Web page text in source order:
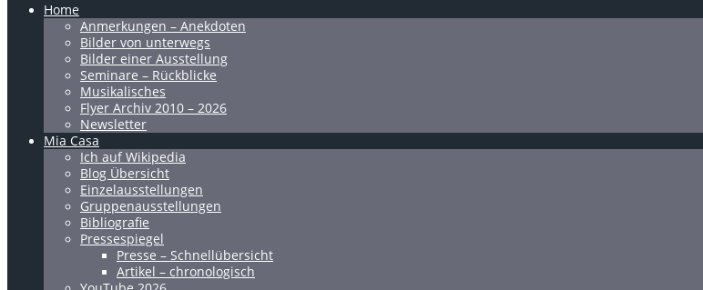
Home
Anmerkungen – Anekdoten
Bilder von unterwegs
Bilder einer Ausstellung
Seminare – Rückblicke
Musikalisches
Flyer Archiv 2010 – 2026
Newsletter
Mia Casa
Ich auf Wikipedia
Blog Übersicht
Einzelausstellungen
Gruppenausstellungen
Bibliografie
Pressespiegel
Presse – Schnellübersicht
Artikel – chronologisch